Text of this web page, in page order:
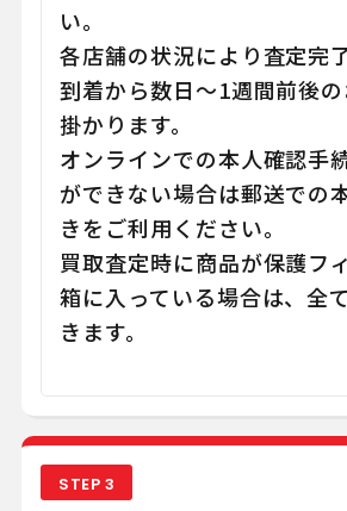
い。
各店舗の状況により査定完
到着から数日～1週間前後
掛かります。
オンラインでの本人確認手
ができない場合は郵送での
きをご利用ください。
買取査定時に商品が保護フ
箱に入っている場合は、全
きます。
STEP 3